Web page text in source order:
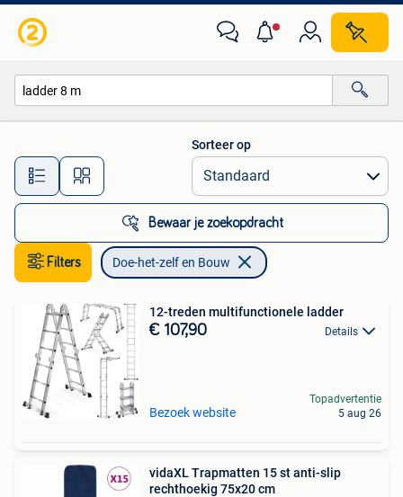
Alle afstanden…
Sorteer op
Bewaar je zoekopdracht
Filters Doe-het-zelf en Bouw
12-treden multifunctionele ladder
€ 107,90 Details
Bezoek website
Topadvertentie
5 aug 26
vidaXL Trapmatten 15 st anti-slip
rechthoekig 75x20 cm